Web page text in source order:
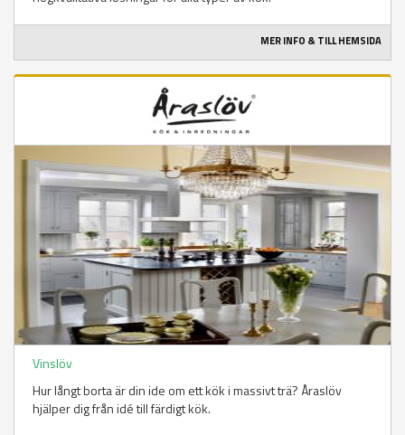
MER INFO & TILL HEMSIDA
Vinslöv
Hur långt borta är din ide om ett kök i massivt trä? Åraslöv
hjälper dig från idé till färdigt kök.